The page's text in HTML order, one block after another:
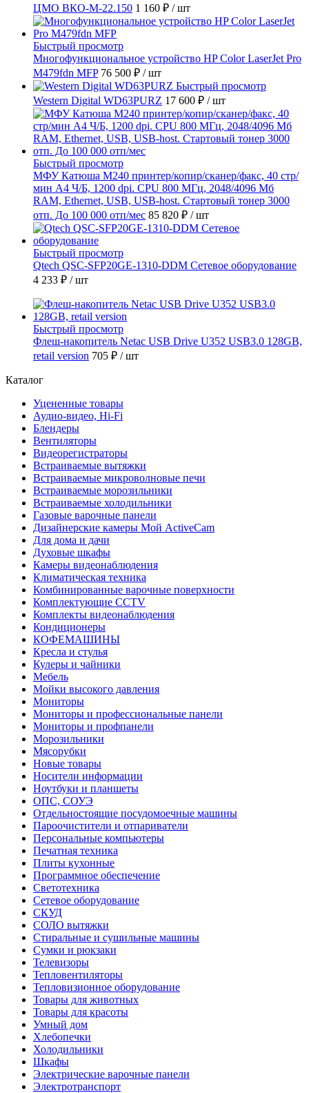
ЦМО ВКО-М-22.150 1 160 ₽ / шт
Быстрый просмотр
Многофункциональное устройство HP Color LaserJet Pro
M479fdn MFP 76 500 ₽ / шт
Быстрый просмотр
Western Digital WD63PURZ 17 600 ₽ / шт
Быстрый просмотр
МФУ Катюша M240 принтер/копир/сканер/факс, 40 стр/
мин А4 Ч/Б, 1200 dpi. CPU 800 МГц, 2048/4096 Мб
RAM, Ethernet, USB, USB-host. Стартовый тонер 3000
отп. До 100 000 отп/мес 85 820 ₽ / шт
Быстрый просмотр
Qtech QSC-SFP20GE-1310-DDM Сетевое оборудование
4 233 ₽ / шт
Быстрый просмотр
Флеш-накопитель Netac USB Drive U352 USB3.0 128GB,
retail version 705 ₽ / шт
Каталог
Уцененные товары
Аудио-видео, Hi-Fi
Блендеры
Вентиляторы
Видеорегистраторы
Встраиваемые вытяжки
Встраиваемые микроволновые печи
Встраиваемые морозильники
Встраиваемые холодильники
Газовые варочные панели
Дизайнерские камеры Мой ActiveCam
Для дома и дачи
Духовые шкафы
Камеры видеонаблюдения
Климатическая техника
Комбинированные варочные поверхности
Комплектующие CCTV
Комплекты видеонаблюдения
Кондиционеры
КОФЕМАШИНЫ
Кресла и стулья
Кулеры и чайники
Мебель
Мойки высокого давления
Мониторы
Мониторы и профессиональные панели
Мониторы и профпанели
Морозильники
Мясорубки
Новые товары
Носители информации
Ноутбуки и планшеты
ОПС, СОУЭ
Отдельностоящие посудомоечные машины
Пароочистители и отпариватели
Персональные компьютеры
Печатная техника
Плиты кухонные
Программное обеспечение
Светотехника
Сетевое оборудование
СКУД
СОЛО вытяжки
Стиральные и сушильные машины
Сумки и рюкзаки
Телевизоры
Тепловентиляторы
Тепловизионное оборудование
Товары для животных
Товары для красоты
Умный дом
Хлебопечки
Холодильники
Шкафы
Электрические варочные панели
Электротранспорт